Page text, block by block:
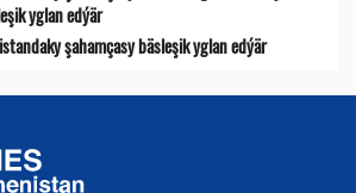
yglan edýär
şahamçasy bäsleşik yglan edýär